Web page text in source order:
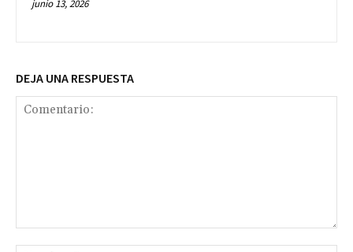
junio 13, 2026
DEJA UNA RESPUESTA